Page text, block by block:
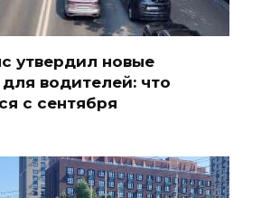
утвердил новые
водителей: что
с сентября